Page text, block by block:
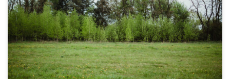
Związek Harcerstwa Polskiego Chorągiew Łódzka zwraca się z
prośbą o składanie przez zainteresowane podmioty wstępnych
ofert na wykonanie usługi polegającej na przeprowadzeniu prac
konserwatorskich przy istniejącym drzewostanie znajdującym się
na terenie parku w miejscowości Małecz o powierzchni ok. 9 ha.
Złożone oferty zostaną wykorzystane do przeprowadzenia
rozeznania rynku i złożenia wniosku o dofinansowanie […]